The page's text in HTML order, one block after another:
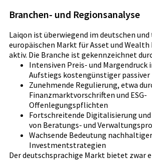
Branchen- und Regionsanalyse
Laiqon ist überwiegend im deutschen
europäischen Markt für Asset und
aktiv. Die Branche ist gekennzeichnet
Intensiven Preis- und Margendruck
Aufstiegs kostengünstiger passiver
Zunehmende Regulierung, etwa
Finanzmarktvorschriften und ESG-
Offenlegungspflichten
Fortschreitende Digitalisierung
von Beratungs- und
Wachsende Bedeutung
Investmentstrategien
Der deutschsprachige Markt bietet zwar